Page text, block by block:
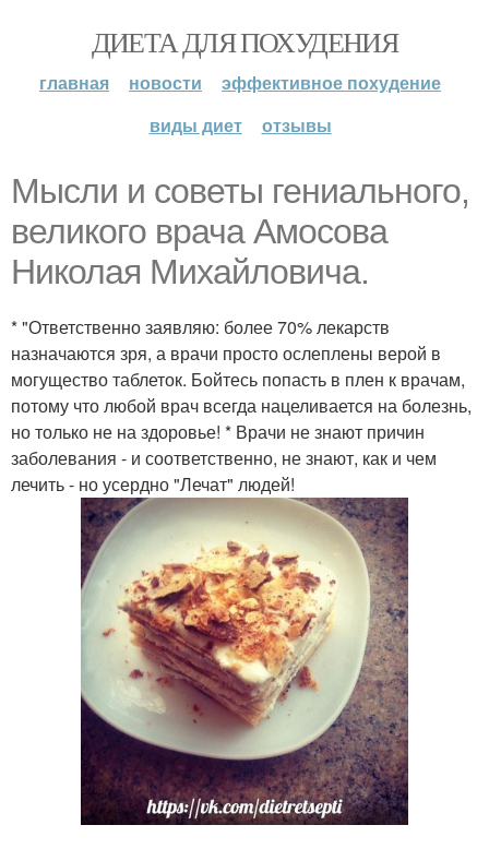
ДИЕТА ДЛЯ ПОХУДЕНИЯ
главная новости
эффективное похудение
виды диет
отзывы
Мысли и советы гениального,
великого врача Амосова
Николая Михайловича.
* "Ответственно заявляю: более 70% лекарств
назначаются зря, а врачи просто ослеплены верой в
могущество таблеток. Бойтесь попасть в плен к врачам,
потому что любой врач всегда нацеливается на болезнь,
но только не на здоровье! * Врачи не знают причин
заболевания - и соответственно, не знают, как и чем
лечить - но усердно "Лечат" людей!